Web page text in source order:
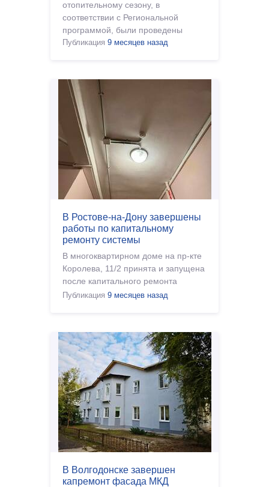
отопительному сезону, в
соответствии с Региональной
программой, были проведены
работы по капитальному ремонту
Публикация 9 месяцев назад
В Ростове-на-Дону завершены
работы по капитальному
ремонту системы
электроснабжения
В многоквартирном доме на пр-кте
Королева, 11/2 принята и запущена
после капитального ремонта
система электроснабжения. Ремонт
Публикация 9 месяцев назад
В Волгодонске завершен
капремонт фасада МКД